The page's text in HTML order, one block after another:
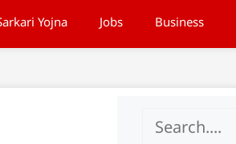
Yojna Jobs Business
Search